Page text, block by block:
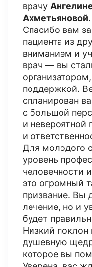
врачу
Ахметьяновой.
Спасибо вам
пациента из
вниманием и
врач — вы
поддержкой.
спланирован
с большой
и невероятной
и
Для молодого
уровень
человечности
это огромный
призвание. Вы
лечение, но и
будет
Низкий поклон
душевную
которое вы